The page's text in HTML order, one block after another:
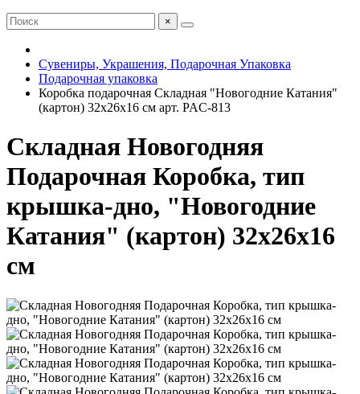
×
Сувениры, Украшения, Подарочная Упаковка
Подарочная упаковка
Коробка подарочная Складная "Новогодние Катания"
(картон) 32х26х16 см арт. PAC-813
Складная Новогодняя
Подарочная Коробка, тип
крышка-дно, "Новогодние
Катания" (картон) 32х26х16
см